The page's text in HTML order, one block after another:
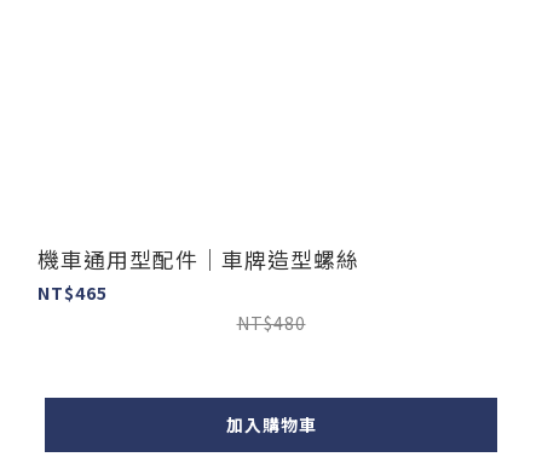
機車通用型配件｜車牌造型螺絲
NT$465
NT$480
加入購物車